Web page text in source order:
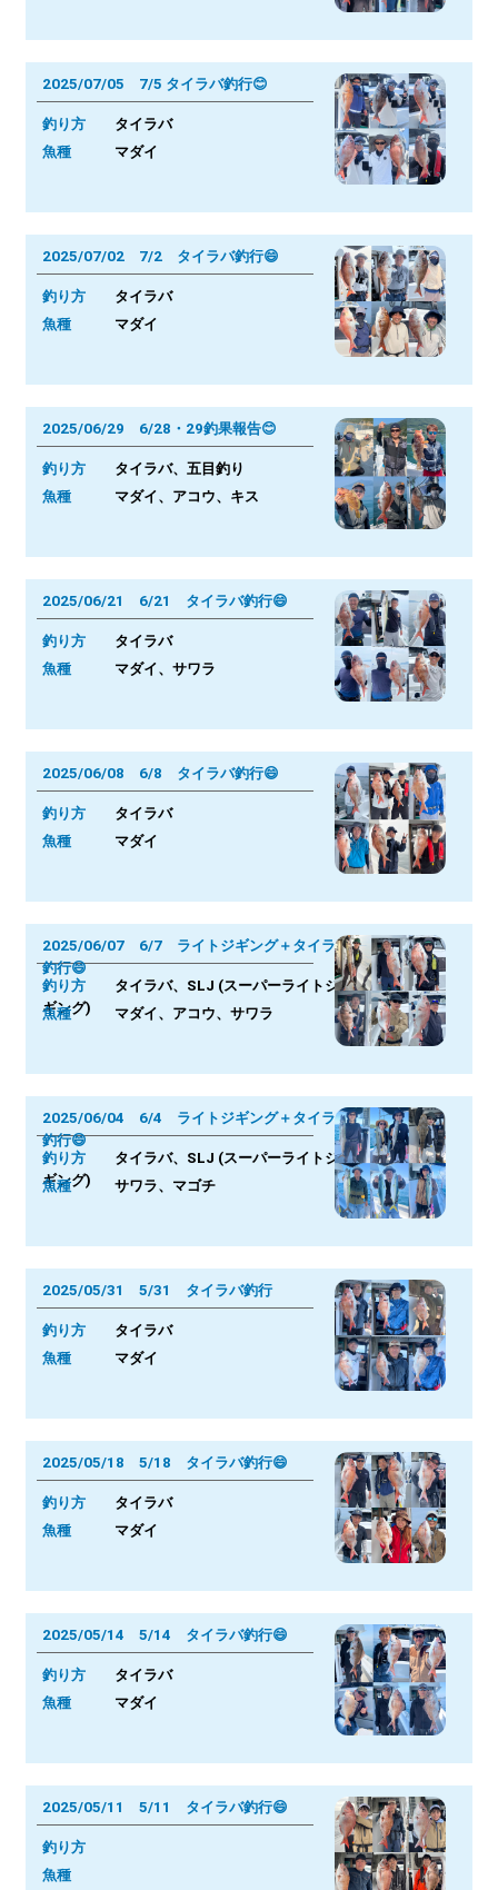
2025/07/05 7/5 タイラバ釣行😊
釣り方 タイラバ
魚種 マダイ
2025/07/02 7/2 タイラバ釣行😄
釣り方 タイラバ
魚種 マダイ
2025/06/29 6/28・29釣果報告😊
釣り方 タイラバ、五目釣り
魚種 マダイ、アコウ、キス
2025/06/21 6/21 タイラバ釣行😄
釣り方 タイラバ
魚種 マダイ、サワラ
2025/06/08 6/8 タイラバ釣行😄
釣り方 タイラバ
魚種 マダイ
2025/06/07 6/7 ライトジギング＋タイラバ
釣行😄
釣り方 タイラバ、SLJ (スーパーライトジ
ギング)
魚種 マダイ、アコウ、サワラ
2025/06/04 6/4 ライトジギング＋タイラバ
釣行😄
釣り方 タイラバ、SLJ (スーパーライトジ
ギング)
魚種 サワラ、マゴチ
2025/05/31 5/31 タイラバ釣行
釣り方 タイラバ
魚種 マダイ
2025/05/18 5/18 タイラバ釣行😄
釣り方 タイラバ
魚種 マダイ
2025/05/14 5/14 タイラバ釣行😄
釣り方 タイラバ
魚種 マダイ
2025/05/11 5/11 タイラバ釣行😄
釣り方
魚種